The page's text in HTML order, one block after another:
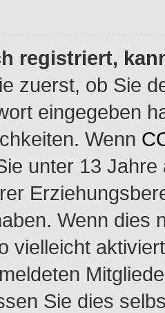
registriert,
zuerst, ob Sie
eingegeben
Wenn
unter 13
Wenn dies
vielleicht
Sie dies